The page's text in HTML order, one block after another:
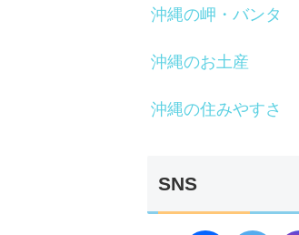
沖縄の岬・バンタ
沖縄のお土産
沖縄の住みやすさ
SNS